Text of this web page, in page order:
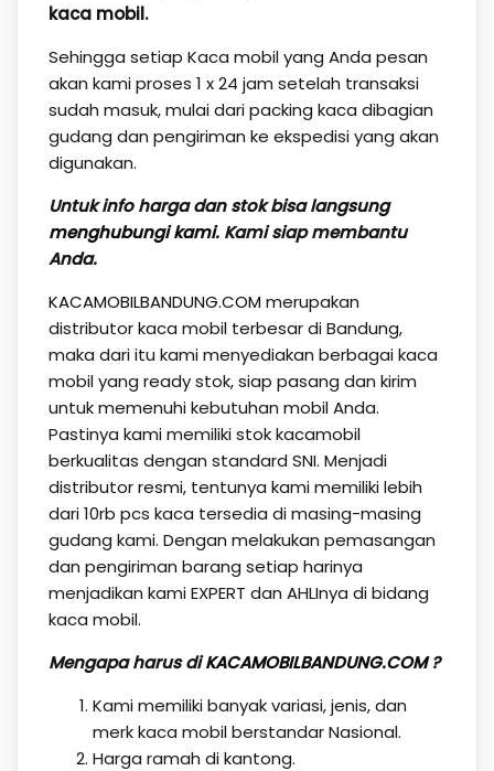
kaca mobil.
Sehingga setiap Kaca mobil yang Anda pesan
akan kami proses 1 x 24 jam setelah transaksi
sudah masuk, mulai dari packing kaca dibagian
gudang dan pengiriman ke ekspedisi yang akan
digunakan.
Untuk info harga dan stok bisa langsung
menghubungi kami. Kami siap membantu
Anda.
KACAMOBILBANDUNG.COM merupakan
distributor kaca mobil terbesar di Bandung,
maka dari itu kami menyediakan berbagai kaca
mobil yang ready stok, siap pasang dan kirim
untuk memenuhi kebutuhan mobil Anda.
Pastinya kami memiliki stok kacamobil
berkualitas dengan standard SNI. Menjadi
distributor resmi, tentunya kami memiliki lebih
dari 10rb pcs kaca tersedia di masing-masing
gudang kami. Dengan melakukan pemasangan
dan pengiriman barang setiap harinya
menjadikan kami EXPERT dan AHLInya di bidang
kaca mobil.
Mengapa harus diKACAMOBILBANDUNG.COM?
Kami memiliki banyak variasi, jenis, dan
merk kaca mobil berstandar Nasional.
Harga ramah di kantong.